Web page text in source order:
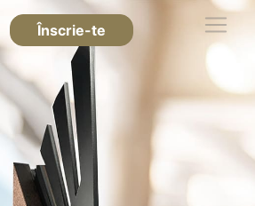
Înscrie-te